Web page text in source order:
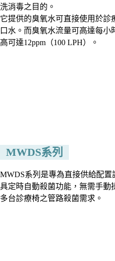
洗消毒之目的。
它提供的臭氧水可直接使用於
口水。而臭氧水流量可高達每小
高可達12ppm（100 LPH）。
MWDS系列
MWDS系列是專為直接供給配置
具定時自動殺菌功能，無需手動
多台診療椅之管路殺菌需求。